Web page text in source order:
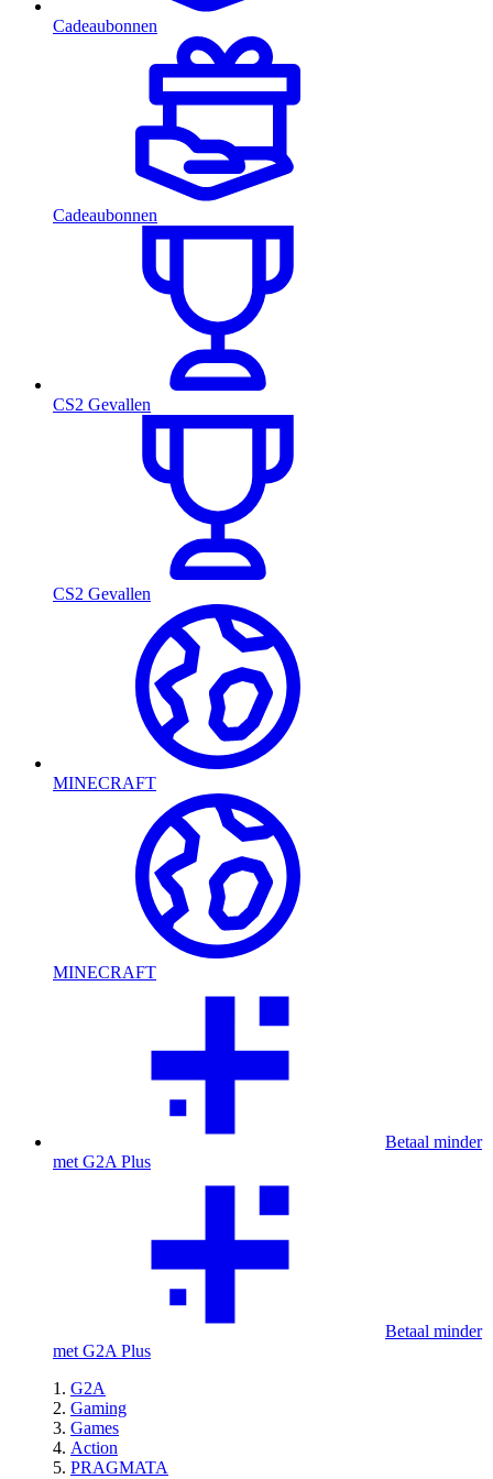
Cadeaubonnen
Cadeaubonnen
CS2 Gevallen
CS2 Gevallen
MINECRAFT
MINECRAFT
Betaal minder
met G2A Plus
Betaal minder
met G2A Plus
G2A
Gaming
Games
Action
PRAGMATA